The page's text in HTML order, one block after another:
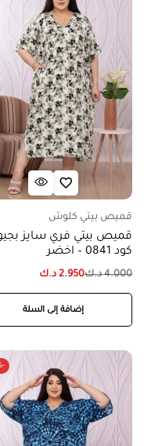
قميص بيتي كلوش
قميص بيتي فري سايز
كود 0841 – اخضر
4.000 د.ك2.950 د.ك
إضافة إلى السلة
-21%